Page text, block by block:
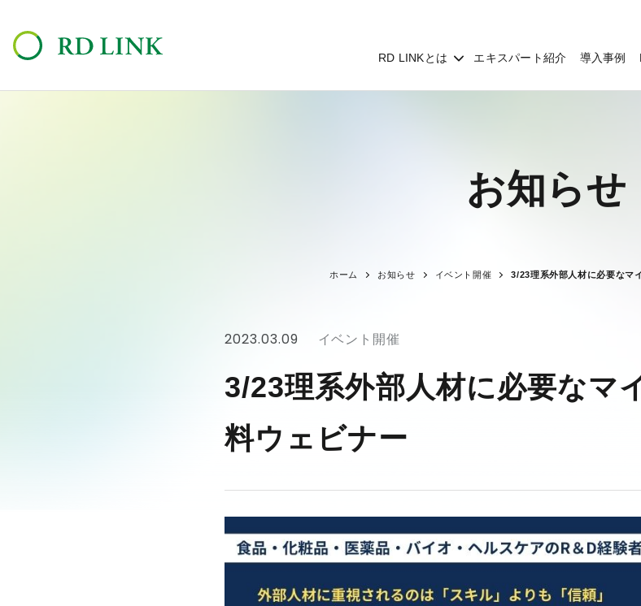
RD LINKとは エキスパート紹介 導入事例
お知らせ
ホーム お知らせ イベント開催 3/23理系外部人材に必要なマ
2023.03.09 イベント開催
3/23理系外部人材に必要なマ
料ウェビナー